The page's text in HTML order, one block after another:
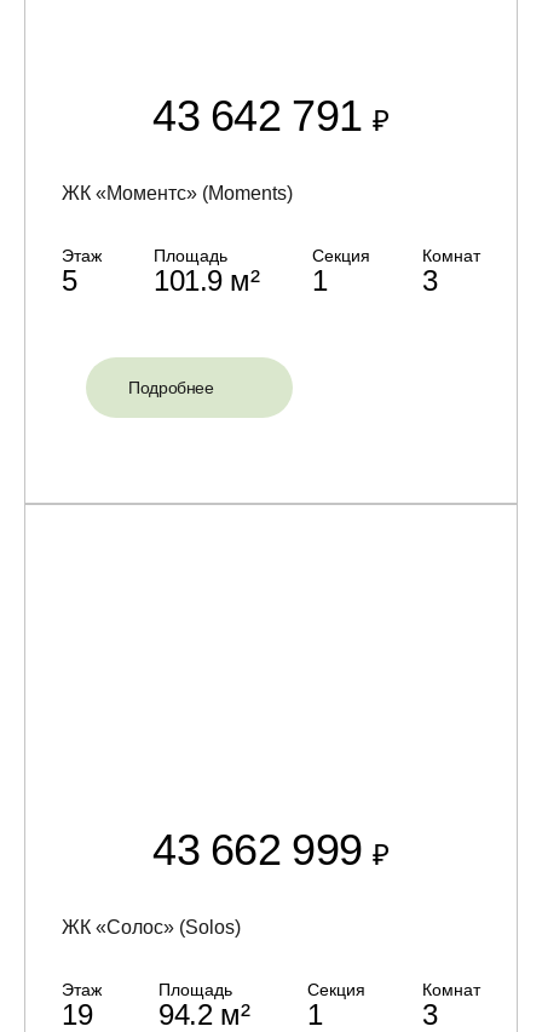
43 642 791₽
ЖК «Моментс» (Moments)
Этаж
5
Площадь
101.9 м²
Секция
1
Комнат
3
Подробнее
43 662 999₽
ЖК «Солос» (Solos)
Этаж
19
Площадь
94.2 м²
Секция
1
Комнат
3